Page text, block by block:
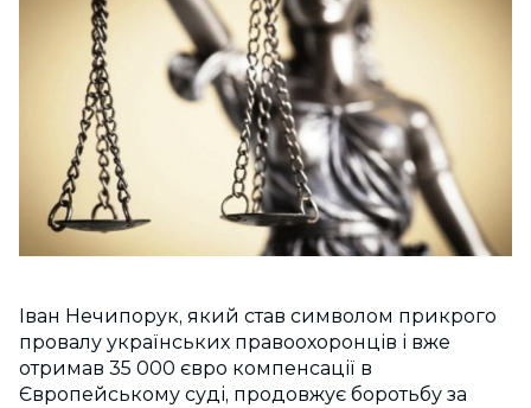
Іван Нечипорук, який став символом прикрого
провалу українських правоохоронців і вже
отримав 35 000 євро компенсації в
Європейському суді, продовжує боротьбу за